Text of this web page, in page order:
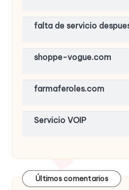
falta de servicio
shoppe-vogue.com
farmaferoles.com
Servicio VOIP
Últimos comentarios